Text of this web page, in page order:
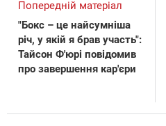
Попередній матеріал
"Бокс – це найсумніша
річ, у якій я брав участь":
Тайсон Ф'юрі повідомив
про завершення кар'єри